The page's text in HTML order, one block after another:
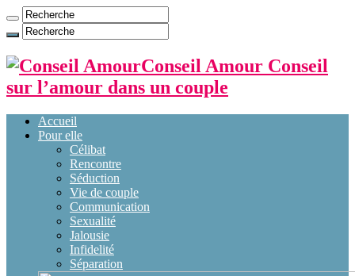
Conseil Amour Conseil
sur l’amour dans un couple
Accueil
Pour elle
Célibat
Rencontre
Séduction
Vie de couple
Communication
Sexualité
Jalousie
Infidelité
Séparation